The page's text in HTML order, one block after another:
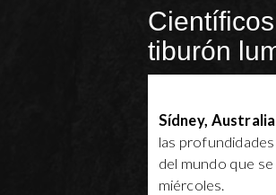
tiburón
Sídney,
las
del mundo que
miércoles.